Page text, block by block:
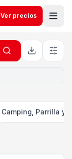
Ver precios
Camping, Parrilla y